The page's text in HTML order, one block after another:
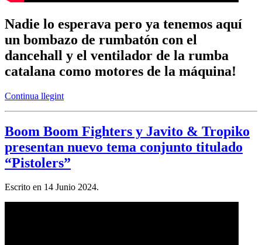
Nadie lo esperava pero ya tenemos aquí
un bombazo de rumbatón con el
dancehall y el ventilador de la rumba
catalana como motores de la máquina!
Continua llegint
Boom Boom Fighters y Javito & Tropiko
presentan nuevo tema conjunto titulado
“Pistolers”
Escrito en 14 Junio 2024.